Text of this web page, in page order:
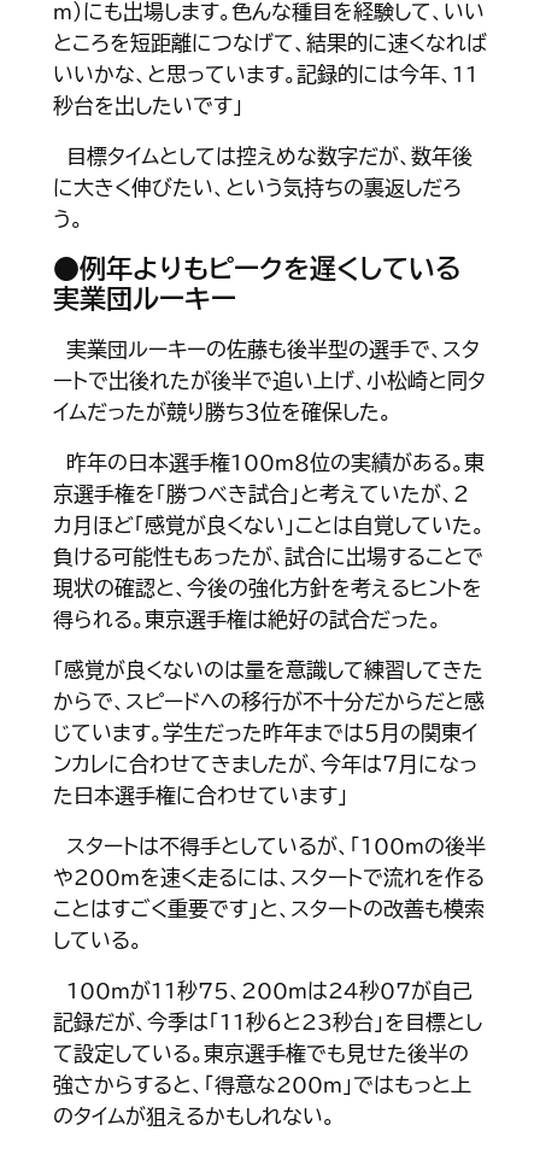
ｍ）にも出場します。色んな種目を経験して、いい
ところを短距離につなげて、結果的に速くなれば
いいかな、と思っています。記録的には今年、11
秒台を出したいです」
目標タイムとしては控えめな数字だが、数年後
に大きく伸びたい、という気持ちの裏返しだろ
う。
●例年よりもピークを遅くしている
実業団ルーキー
実業団ルーキーの佐藤も後半型の選手で、スタ
ートで出後れたが後半で追い上げ、小松崎と同タ
イムだったが競り勝ち３位を確保した。
昨年の日本選手権100ｍ８位の実績がある。東
京選手権を「勝つべき試合」と考えていたが、２
カ月ほど「感覚が良くない」ことは自覚していた。
負ける可能性もあったが、試合に出場することで
現状の確認と、今後の強化方針を考えるヒントを
得られる。東京選手権は絶好の試合だった。
「感覚が良くないのは量を意識して練習してきた
からで、スピードへの移行が不十分だからだと感
じています。学生だった昨年までは５月の関東イ
ンカレに合わせてきましたが、今年は７月になっ
た日本選手権に合わせています」
スタートは不得手としているが、「100ｍの後半
や200ｍを速く走るには、スタートで流れを作る
ことはすごく重要です」と、スタートの改善も模索
している。
100ｍが11秒75、200ｍは24秒07が自己
記録だが、今季は「11秒６と23秒台」を目標とし
て設定している。東京選手権でも見せた後半の
強さからすると、「得意な200ｍ」ではもっと上
のタイムが狙えるかもしれない。